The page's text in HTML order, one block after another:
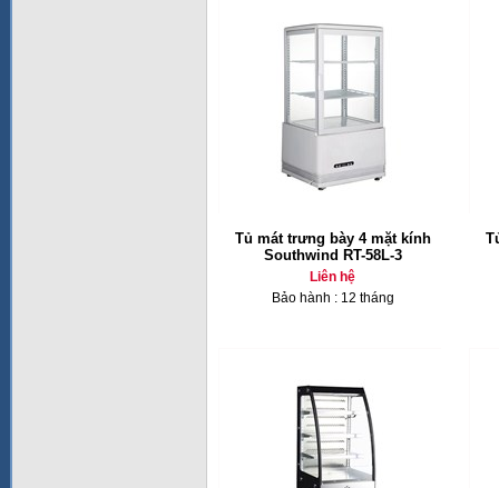
Tủ mát trưng bày 4 mặt kính
Southwind RT-58L-3
Liên hệ
Bảo hành : 12 tháng